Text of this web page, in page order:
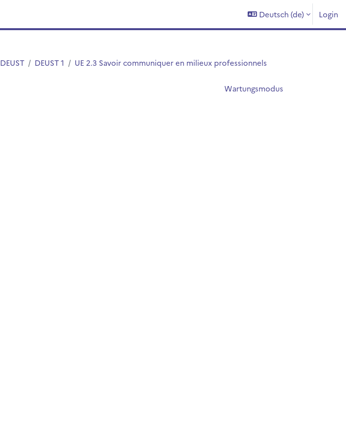
Deutsch ‎(de)‎ Login
DEUST DEUST 1
UE 2.3 Savoir communiquer en milieux professionnels
Wartungsmodus